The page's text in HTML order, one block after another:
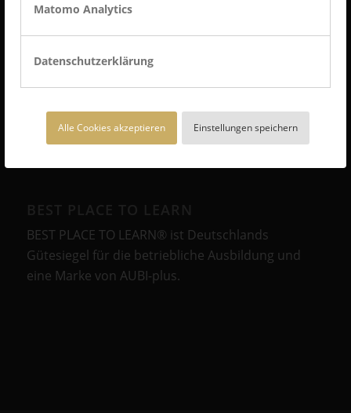
Matomo Analytics
Datenschutzerklärung
Alle Cookies akzeptieren Einstellungen speichern
AUBI-plus GmbH
Weidehorst 116
D-32609 Hüllhorst
Fax.: +49 5744 5070-25
BEST PLACE TO LEARN® ist Deutschlands
Gütesiegel für die betriebliche Ausbildung und
eine Marke von AUBI-plus.